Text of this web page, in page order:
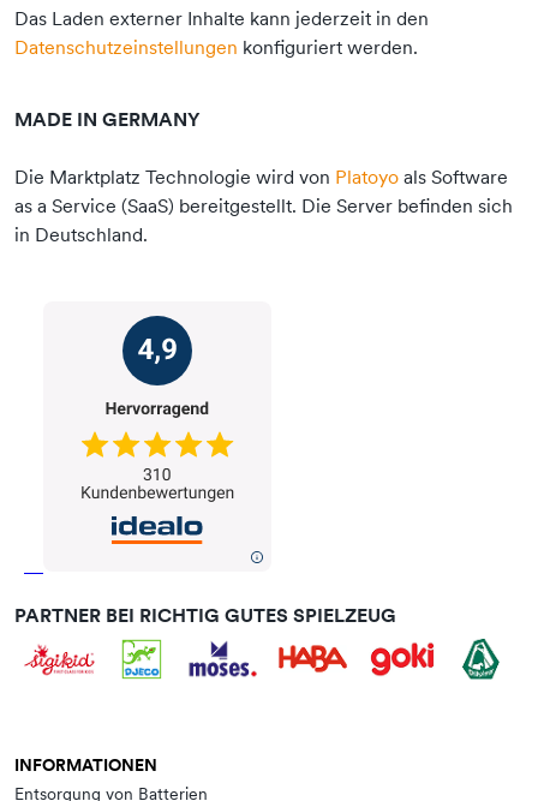
Das Laden externer Inhalte kann jederzeit in den
Datenschutzeinstellungen konfiguriert werden.
MADE IN GERMANY
Die Marktplatz Technologie wird von Platoyo als Software
as a Service (SaaS) bereitgestellt. Die Server befinden sich
in Deutschland.
PARTNER BEI RICHTIG GUTES SPIELZEUG
INFORMATIONEN
Entsorgung von Batterien